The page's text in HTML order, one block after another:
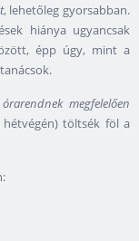
, lehetőleg gyorsabban.
hiánya ugyancsak
épp úgy, mint a
órarendnek megfelelően
töltsék föl a